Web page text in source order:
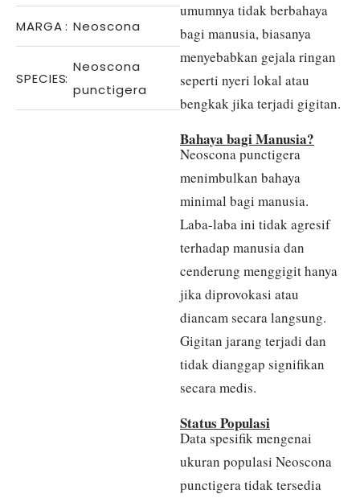
MARGA: Neoscona
SPECIES:
Neoscona
punctigera
umumnya tidak berbahaya
bagi manusia, biasanya
menyebabkan gejala ringan
seperti nyeri lokal atau
bengkak jika terjadi gigitan.
Bahaya bagi Manusia?
Neoscona punctigera
menimbulkan bahaya
minimal bagi manusia.
Laba-laba ini tidak agresif
terhadap manusia dan
cenderung menggigit hanya
jika diprovokasi atau
diancam secara langsung.
Gigitan jarang terjadi dan
tidak dianggap signifikan
secara medis.
Status Populasi
Data spesifik mengenai
ukuran populasi Neoscona
punctigera tidak tersedia